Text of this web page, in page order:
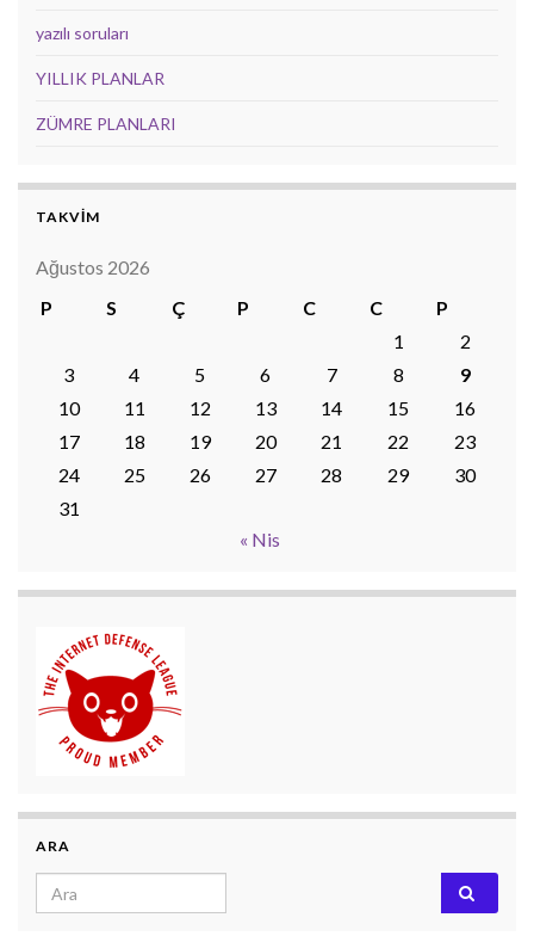
yazılı soruları
YILLIK PLANLAR
ZÜMRE PLANLARI
TAKVİM
Ağustos 2026
P
S Ç P C C
P
1
2
3
4 5 6 7 8
9
10
11 12 13 14 15
16
17
18 19 20 21 22
23
24
25 26 27 28 29
30
31
« Nis
ARA
Search for: